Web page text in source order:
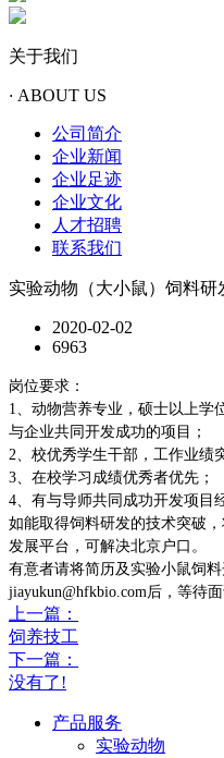
关于我们
· ABOUT US
公司简介
企业新闻
企业足迹
企业文化
人才招聘
联系我们
实验动物（大小鼠）饲料研
2020-02-02
6963
岗位要求：
1、动物营养专业，硕士以上学
与企业共同开发成功的项目；
2、校优秀学生干部，工作业绩
3、在校学习成绩优秀者优先；
4、有与导师共同成功开发项目
如能取得饲料研发的技术突破
发展平台，可解决北京户口。
有意者请将简历及实验小鼠饲
jiayukun@hfkbio.com后，等待面
上一篇：
饲养技工
下一篇：
没有了!
产品服务
实验动物